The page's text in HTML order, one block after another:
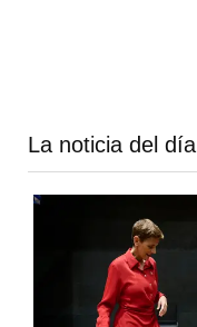
La noticia del día